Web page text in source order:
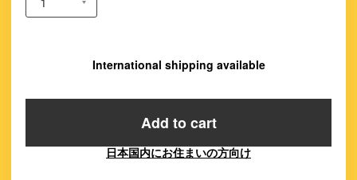
International shipping available
Add to cart
日本国内にお住まいの方向け